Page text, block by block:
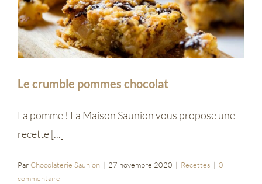
Entreprises
Saunion
Le crumble pommes chocolat
La pomme ! La Maison Saunion vous propose une
recette [...]
ParChocolaterie Saunion | 27 novembre 2020 | Recettes | 0
commentaire